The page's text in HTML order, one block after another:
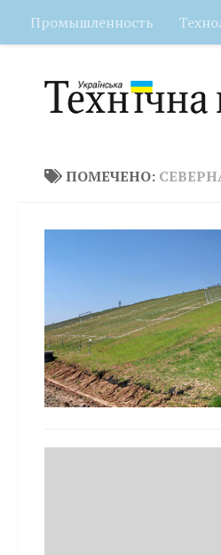
Перейти к содержимому
Промышленность
ПОМЕЧЕНО: